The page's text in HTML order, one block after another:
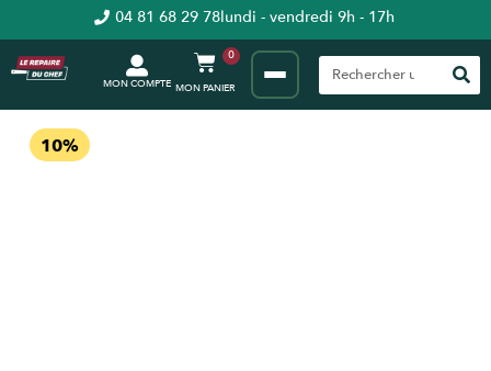
04 81 68 29 78lundi - vendredi 9h - 17h
MON COMPTE
0
10%